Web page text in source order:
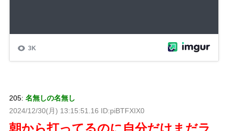
205: 名無しの名無し
2024/12/30(月) 13:15:51.16 ID:piBTFXIX0